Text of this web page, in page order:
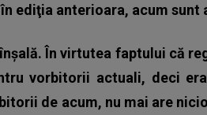
ediţia anterioara, acum sunt
În virtutea faptului că
vorbitorii actuali, deci
de acum, nu mai are